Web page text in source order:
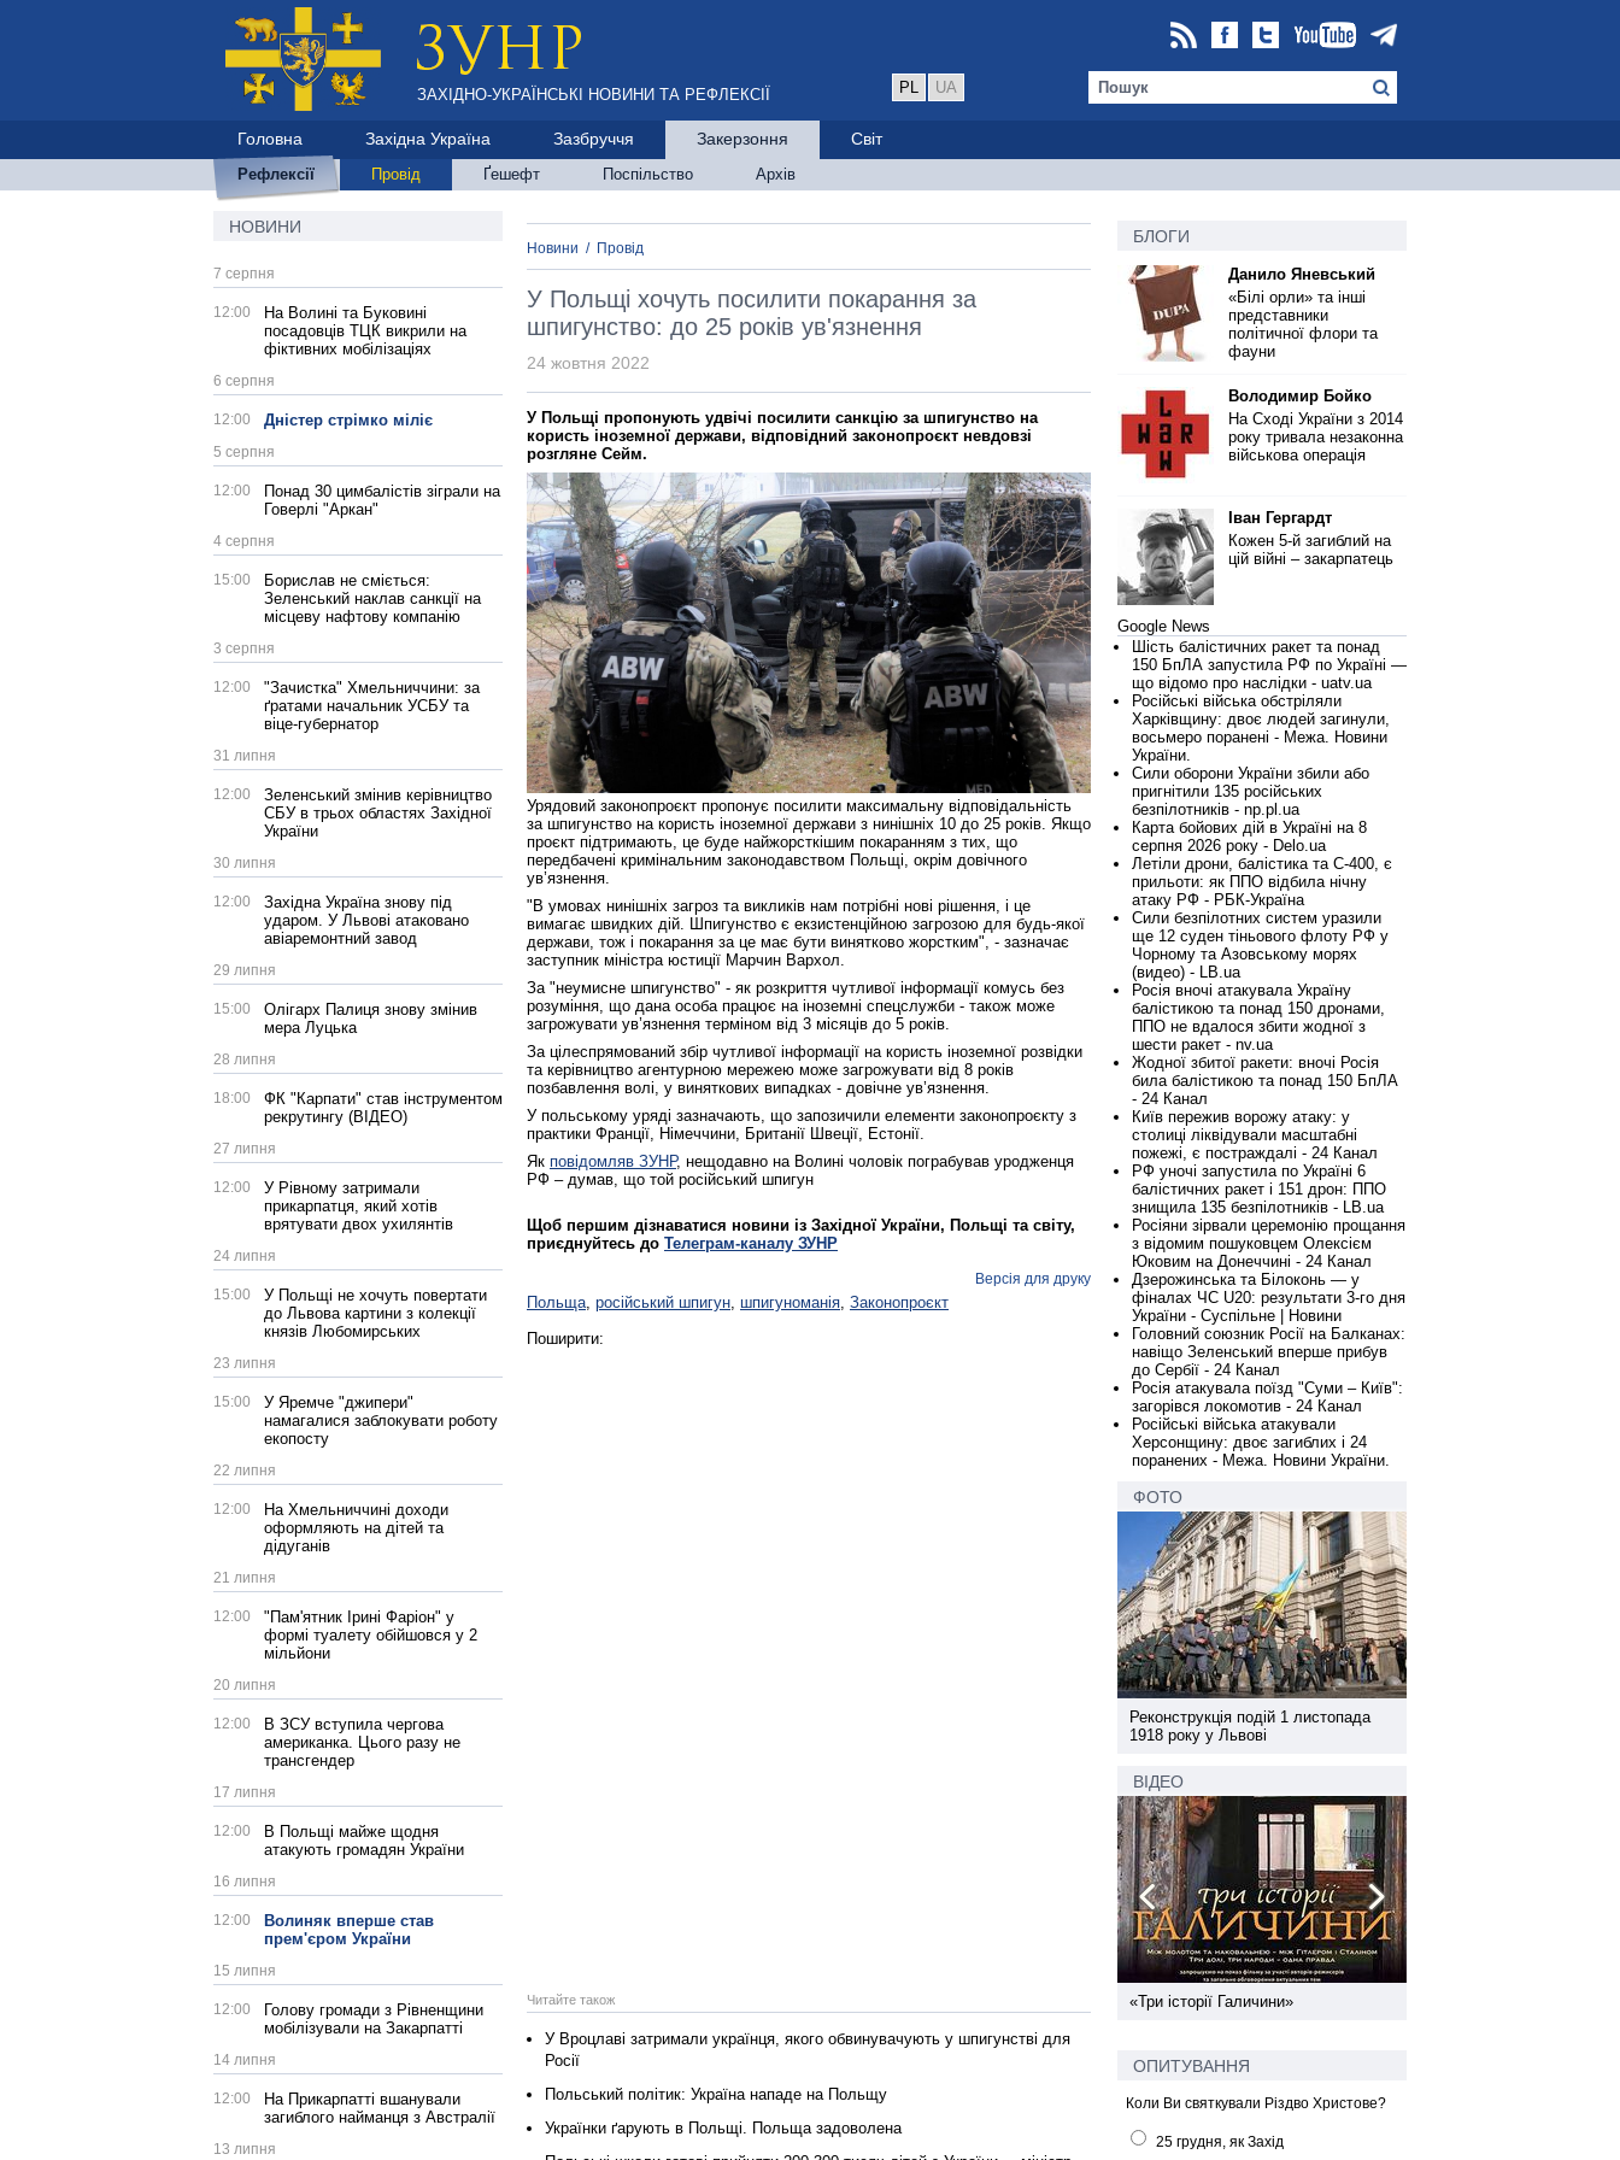
ЗАХІДНО-УКРАЇНСЬКІ НОВИНИ ТА РЕФЛЕКСІЇ PL UA
Головна Західна Україна Зазбруччя Закерзоння Світ
Рефлексії Провід Ґешефт Поспільство Архів
НОВИНИ
7 серпня
12:00
На Волині та Буковині
посадовців ТЦК викрили на
фіктивних мобілізаціях
6 серпня
12:00 Дністер стрімко міліє
5 серпня
12:00
Понад 30 цимбалістів зіграли на
Говерлі "Аркан"
4 серпня
15:00
Борислав не сміється:
Зеленський наклав санкції на
місцеву нафтову компанію
3 серпня
12:00
"Зачистка" Хмельниччини: за
ґратами начальник УСБУ та
віце-губернатор
31 липня
12:00
Зеленський змінив керівництво
СБУ в трьох областях Західної
України
30 липня
12:00
Західна Україна знову під
ударом. У Львові атаковано
авіаремонтний завод
29 липня
15:00
Олігарх Палиця знову змінив
мера Луцька
28 липня
18:00
ФК "Карпати" став інструментом
рекрутингу (ВІДЕО)
27 липня
12:00
У Рівному затримали
прикарпатця, який хотів
врятувати двох ухилянтів
24 липня
15:00
У Польщі не хочуть повертати
до Львова картини з колекції
князів Любомирських
23 липня
15:00
У Яремче "джипери"
намагалися заблокувати роботу
екопосту
22 липня
12:00
На Хмельниччині доходи
оформляють на дітей та
дідуганів
21 липня
12:00
"Пам'ятник Ірині Фаріон" у
формі туалету обійшовся у 2
мільйони
20 липня
12:00
В ЗСУ вступила чергова
американка. Цього разу не
трансгендер
17 липня
12:00
В Польщі майже щодня
атакують громадян України
16 липня
12:00
Волиняк вперше став
прем'єром України
15 липня
12:00
Голову громади з Рівненщини
мобілізували на Закарпатті
14 липня
12:00
На Прикарпатті вшанували
загиблого найманця з Австралії
13 липня
Новини / Провід
У Польщі хочуть посилити покарання за
шпигунство: до 25 років ув'язнення
24 жовтня 2022
У Польщі пропонують удвічі посилити санкцію за шпигунство на
користь іноземної держави, відповідний законопроєкт невдовзі
розгляне Сейм.
Урядовий законопроєкт пропонує посилити максимальну відповідальність
за шпигунство на користь іноземної держави з нинішніх 10 до 25 років. Якщо
проєкт підтримають, це буде найжорсткішим покаранням з тих, що
передбачені кримінальним законодавством Польщі, окрім довічного
ув’язнення.
"В умовах нинішніх загроз та викликів нам потрібні нові рішення, і це
вимагає швидких дій. Шпигунство є екзистенційною загрозою для будь-якої
держави, тож і покарання за це має бути винятково жорстким", - зазначає
заступник міністра юстиції Марчин Вархол.
За "неумисне шпигунство" - як розкриття чутливої інформації комусь без
розуміння, що дана особа працює на іноземні спецслужби - також може
загрожувати ув’язнення терміном від 3 місяців до 5 років.
За цілеспрямований збір чутливої інформації на користь іноземної розвідки
та керівництво агентурною мережею може загрожувати від 8 років
позбавлення волі, у виняткових випадках - довічне ув’язнення.
У польському уряді зазначають, що запозичили елементи законопроєкту з
практики Франції, Німеччини, Британії Швеції, Естонії.
Як повідомляв ЗУНР, нещодавно на Волині чоловік пограбував уродженця
РФ – думав, що той російський шпигун
Щоб першим дізнаватися новини із Західної України, Польщі та світу,
приєднуйтесь до Телеграм-каналу ЗУНР
Версія для друку
Польща російський шпигун шпигуноманія Законопроєкт
Поширити:
Читайте також
У Вроцлаві затримали українця, якого обвинувачують у шпигунстві для
Росії
Польський політик: Україна нападе на Польщу
Українки ґарують в Польщі. Польща задоволена
БЛОГИ
Данило Яневський
«Білі орли» та інші
представники
політичної флори та
фауни
Володимир Бойко
На Сході України з 2014
року тривала незаконна
військова операція
Іван Гергардт
Кожен 5-й загиблий на
цій війні – закарпатець
Google News
Шість балістичних ракет та понад
150 БпЛА запустила РФ по Україні —
що відомо про наслідки - uatv.ua
Російські війська обстріляли
Харківщину: двоє людей загинули,
восьмеро поранені - Межа. Новини
України.
Сили оборони України збили або
пригнітили 135 російських
безпілотників - np.pl.ua
Карта бойових дій в Україні на 8
серпня 2026 року - Delo.ua
Летіли дрони, балістика та С-400, є
прильоти: як ППО відбила нічну
атаку РФ - РБК-Україна
Сили безпілотних систем уразили
ще 12 суден тіньового флоту РФ у
Чорному та Азовському морях
(видео) - LB.ua
Росія вночі атакувала Україну
балістикою та понад 150 дронами,
ППО не вдалося збити жодної з
шести ракет - nv.ua
Жодної збитої ракети: вночі Росія
била балістикою та понад 150 БпЛА
- 24 Канал
Київ пережив ворожу атаку: у
столиці ліквідували масштабні
пожежі, є постраждалі - 24 Канал
РФ уночі запустила по Україні 6
балістичних ракет і 151 дрон: ППО
знищила 135 безпілотників - LB.ua
Росіяни зірвали церемонію прощання
з відомим пошуковцем Олексієм
Юковим на Донеччині - 24 Канал
Дзерожинська та Білоконь — у
фіналах ЧС U20: результати 3-го дня
України - Суспільне | Новини
Головний союзник Росії на Балканах:
навіщо Зеленський вперше прибув
до Сербії - 24 Канал
Росія атакувала поїзд "Суми – Київ":
загорівся локомотив - 24 Канал
Російські війська атакували
Херсонщину: двоє загиблих і 24
поранених - Межа. Новини України.
ФОТО
Реконструкція подій 1 листопада
1918 року у Львові
ВІДЕО
«Три історії Галичини»
ОПИТУВАННЯ
Коли Ви святкували Різдво Христове?
25 грудня, як Захід